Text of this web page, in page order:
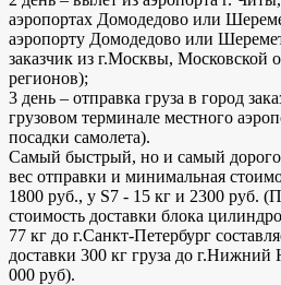
аэропортах Домодедово или
аэропорту Домодедово или
заказчик из г.Москвы, Московской
регионов);
3 день – отправка груза в город
грузовом терминале местного
посадки самолета).
Самый быстрый, но и самый
вес отправки и минимальная
1800 руб., у S7 - 15 кг и 2300 руб.
стоимость доставки блока
77 кг до г.Санкт-Петербург
доставки 300 кг груза до г.Нижний
000 руб).